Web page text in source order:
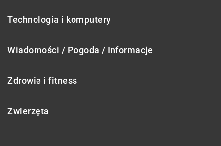
Technologia i komputery
Wiadomości / Pogoda / Informacje
Zdrowie i fitness
Zwierzęta